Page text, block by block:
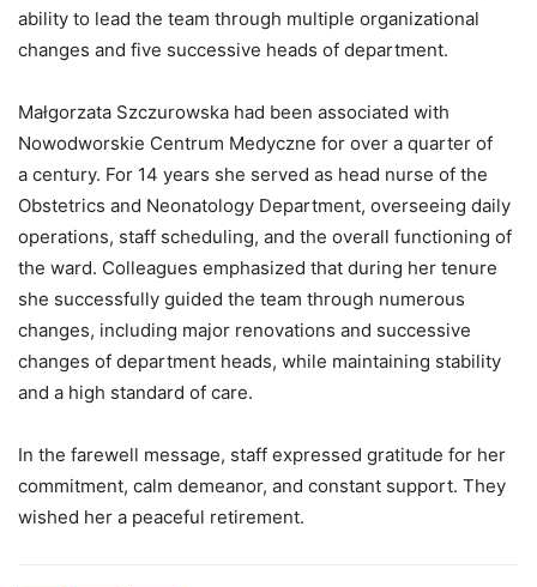
ability to lead the team through multiple organizational
changes and five successive heads of department.
Małgorzata Szczurowska had been associated with
Nowodworskie Centrum Medyczne for over a quarter of
a century. For 14 years she served as head nurse of the
Obstetrics and Neonatology Department, overseeing daily
operations, staff scheduling, and the overall functioning of
the ward. Colleagues emphasized that during her tenure
she successfully guided the team through numerous
changes, including major renovations and successive
changes of department heads, while maintaining stability
and a high standard of care.
In the farewell message, staff expressed gratitude for her
commitment, calm demeanor, and constant support. They
wished her a peaceful retirement.